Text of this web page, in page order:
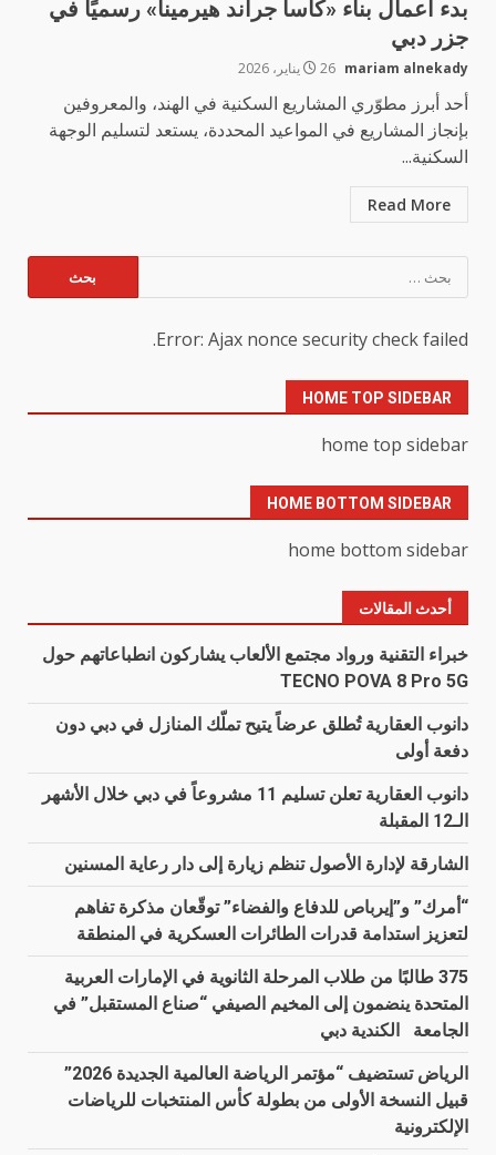
بدء أعمال بناء «كاسا جراند هيرمينا» رسميًا في
جزر دبي
mariam alnekady 26 يناير، 2026
أحد أبرز مطوّري المشاريع السكنية في الهند، والمعروفين
بإنجاز المشاريع في المواعيد المحددة، يستعد لتسليم الوجهة
السكنية...
Read More
عن:
Error: Ajax nonce security check failed.
HOME TOP SIDEBAR
home top sidebar
HOME BOTTOM SIDEBAR
home bottom sidebar
أحدث المقالات
خبراء التقنية ورواد مجتمع الألعاب يشاركون انطباعاتهم حول
TECNO POVA 8 Pro 5G
دانوب العقارية تُطلق عرضاً يتيح تملّك المنازل في دبي دون
دفعة أولى
دانوب العقارية تعلن تسليم 11 مشروعاً في دبي خلال الأشهر
الـ12 المقبلة
الشارقة لإدارة الأصول تنظم زيارة إلى دار رعاية المسنين
“أمرك” و”إيرباص للدفاع والفضاء” توقّعان مذكرة تفاهم
لتعزيز استدامة قدرات الطائرات العسكرية في المنطقة
375 طالبًا من طلاب المرحلة الثانوية في الإمارات العربية
المتحدة ينضمون إلى المخيم الصيفي “صناع المستقبل” في
الجامعة الكندية دبي
الرياض تستضيف “مؤتمر الرياضة العالمية الجديدة 2026”
قبيل النسخة الأولى من بطولة كأس المنتخبات للرياضات
الإلكترونية